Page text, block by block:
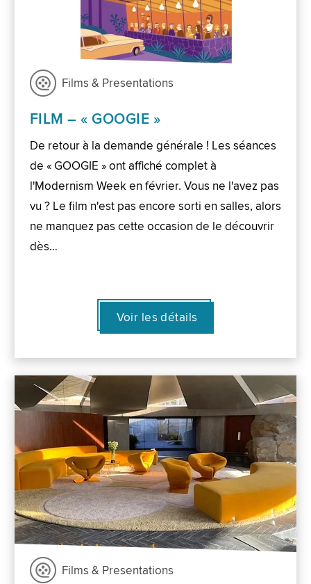
Films & Presentations
FILM – « GOOGIE »
De retour à la demande générale ! Les séances
de « GOOGIE » ont affiché complet à
l'Modernism Week en février. Vous ne l'avez pas
vu ? Le film n'est pas encore sorti en salles, alors
ne manquez pas cette occasion de le découvrir
dès…
Voir les détails
Films & Presentations